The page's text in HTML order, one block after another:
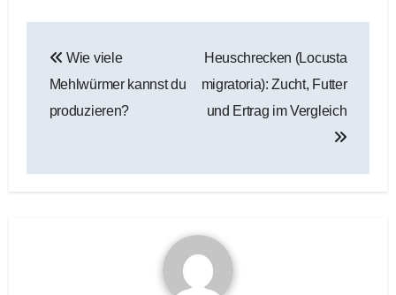
Wie viele
Mehlwürmer kannst du
produzieren?
Heuschrecken (Locusta
migratoria): Zucht, Futter
und Ertrag im Vergleich